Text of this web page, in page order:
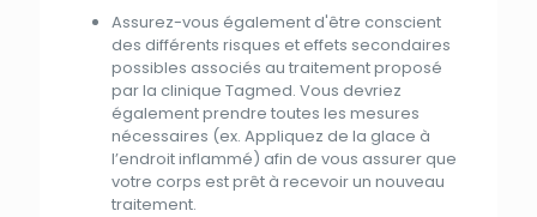
Assurez-vous également d'être conscient
des différents risques et effets secondaires
possibles associés au traitementproposé
parla clinique Tagmed. Vous devriez
également prendre toutes les mesures
nécessaires (ex. Appliquez de la glace à
l’endroit inflammé) afin de vous assurer que
votre corps est prêt à recevoir un nouveau
traitement.